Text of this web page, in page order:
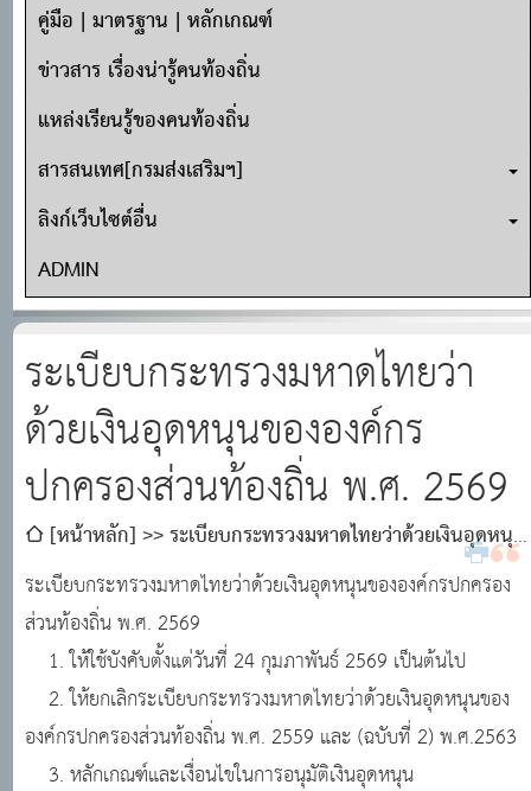
คู่มือ | มาตรฐาน | หลักเกณฑ์
ข่าวสาร เรื่องน่ารู้คนท้องถิ่น
แหล่งเรียนรู้ของคนท้องถิ่น
สารสนเทศ[กรมส่งเสริมฯ]
ลิงก์เว็บไซต์อื่น
ADMIN
ระเบียบกระทรวงมหาดไทยว่า
ด้วยเงินอุดหนุนขององค์กร
ปกครองส่วนท้องถิ่น พ.ศ. 2569
[หน้าหลัก]
ระเบียบกระทรวงมหาดไทยว่าด้วยเงินอุดหนุน
ขององค์กรปกครองส่วนท้องถิ่น พ.ศ. 2569
ระเบียบกระทรวงมหาดไทยว่าด้วยเงินอุดหนุนขององค์กรปกครอง
ส่วนท้องถิ่น พ.ศ. 2569
1. ให้ใช้บังคับตั้งแต่วันที่ 24 กุมภาพันธ์​ 2569 ​เป็นต้นไป
2. ให้ยกเลิกระเบียบกระทรวงมหาดไทยว่าด้วยเงินอุดหนุนของ
องค์กรปกครองส่วนท้องถิ่น พ.ศ. 2559 และ (ฉบับที่ 2) พ.ศ.2563
3. หลักเกณฑ์และเงื่อนไขในการอนุมัติเงินอุดหนุน